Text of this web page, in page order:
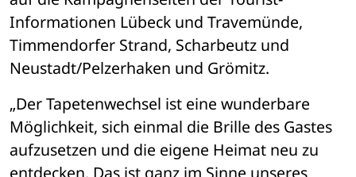
Informationen Lübeck und Travemünde,
Timmendorfer Strand, Scharbeutz und
Neustadt/Pelzerhaken und Grömitz.
„Der Tapetenwechsel ist eine wunderbare
Möglichkeit, sich einmal die Brille des Gastes
aufzusetzen und die eigene Heimat neu zu
entdecken. Das ist ganz im Sinne unseres